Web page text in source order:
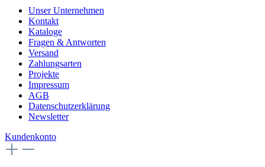
Unser Unternehmen
Kontakt
Kataloge
Fragen & Antworten
Versand
Zahlungsarten
Projekte
Impressum
AGB
Datenschutzerklärung
Newsletter
Kundenkonto